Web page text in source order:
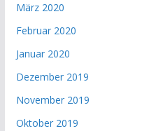
März 2020
Februar 2020
Januar 2020
Dezember 2019
November 2019
Oktober 2019